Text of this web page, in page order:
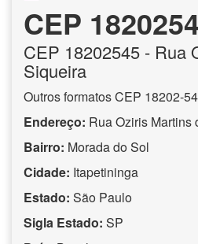
CEP
CEP 18202545 - Rua
Siqueira
Outros formatos CEP 18202-
Endereço: Rua Oziris Martins
Bairro: Morada do Sol
Cidade: Itapetininga
Estado: São Paulo
Sigla Estado: SP